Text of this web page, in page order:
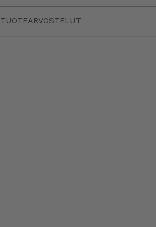
TUOTEARVOSTELUT